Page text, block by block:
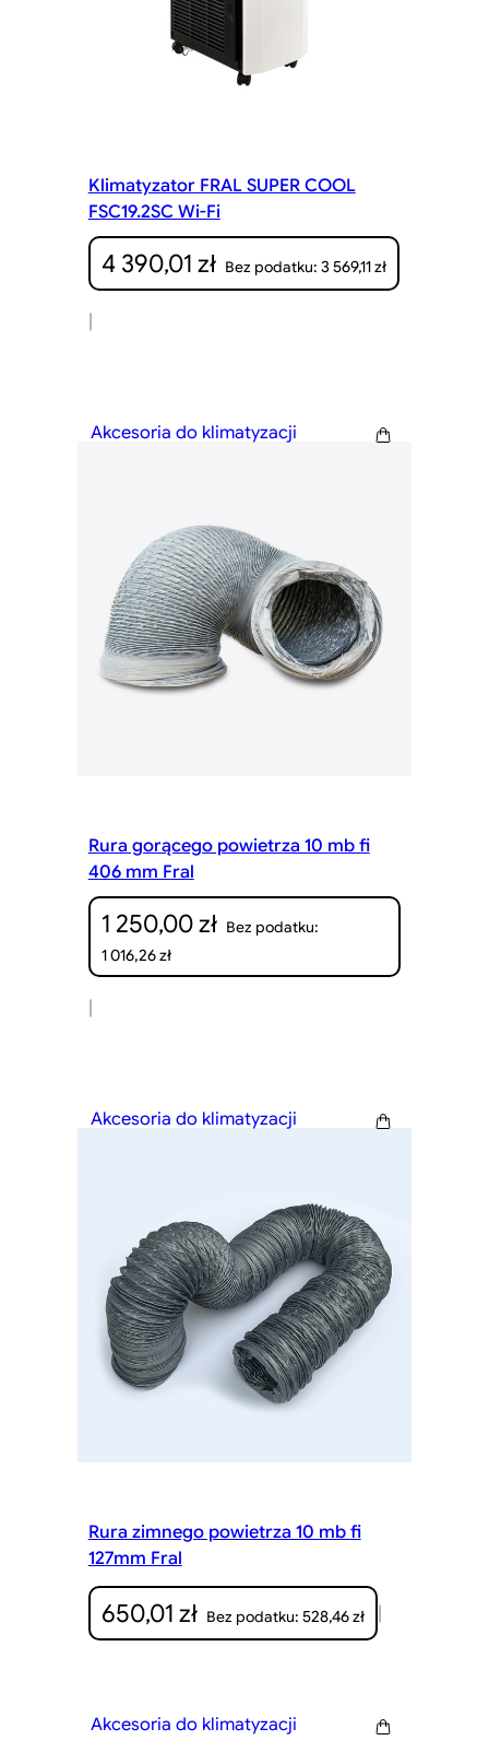
Klimatyzator FRAL SUPER COOL
FSC19.2SC Wi-Fi
4 390,01 zł Bez podatku: 3 569,11zł
|
Akcesoria do klimatyzacji
Rura gorącego powietrza 10 mb fi
406 mm Fral
1 250,00zł Bez podatku:
1 016,26zł
|
Akcesoria do klimatyzacji
Rura zimnego powietrza 10 mb fi
127mm Fral
650,01 zł Bez podatku: 528,46zł |
Akcesoria do klimatyzacji